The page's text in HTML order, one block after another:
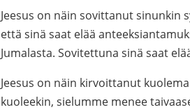
Jeesus on näin sovittanut sinunkin
että sinä saat elää
Jumalasta. Sovitettuna sinä saat
Jeesus on näin kirvoittanut
kuoleekin, sielumme menee